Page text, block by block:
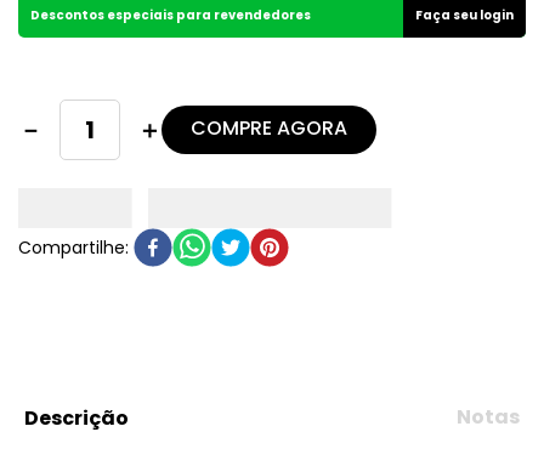
Descontos especiais para revendedores Faça seu login
＋
－ COMPRE AGORA
Descrição Notas